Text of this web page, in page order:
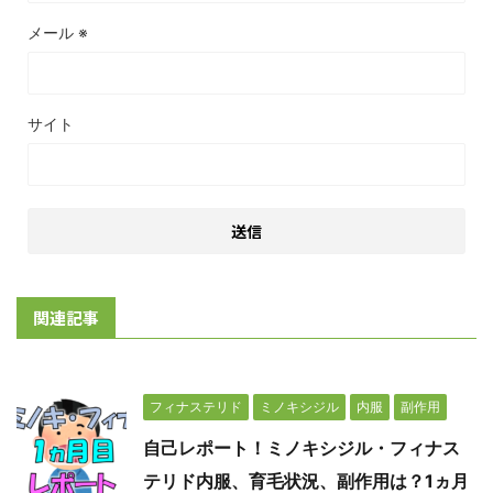
メール ※
サイト
関連記事
フィナステリド ミノキシジル 内服 副作用
自己レポート！ミノキシジル・フィナス
テリド内服、育毛状況、副作用は？1ヵ月